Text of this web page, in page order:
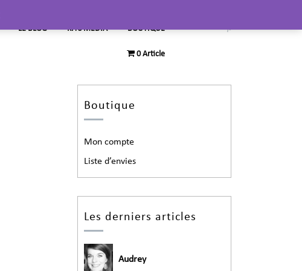
LE BLOG KITS MEDIA BOUTIQUE
0 Article
Boutique
Mon compte
Liste d’envies
Les derniers articles
Audrey